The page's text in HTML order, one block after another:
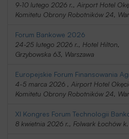
9-10 lutego 2026 r., Airport Hotel
Komitetu Obrony Robotników 24,
Forum Bankowe 2026
24-25 lutego 2026 r., Hotel Hilton,
Grzybowska 63, Warszawa
Europejskie Forum Finansowania
4-5 marca 2026 , Airport Hotel
Komitetu Obrony Robotników 24,
XI Kongres Forum Technologii
8 kwietnia 2026 r., Folwark Łochów k.